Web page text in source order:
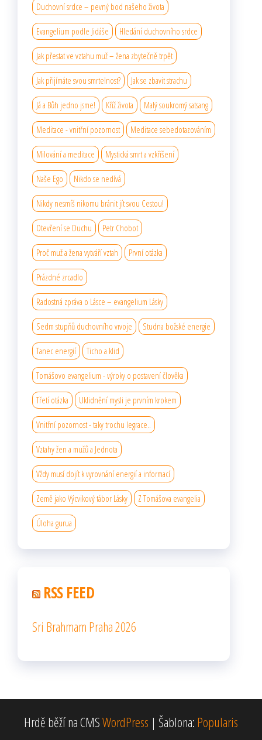
Duchovní srdce – pevný bod našeho života
Evangelium podle Jidáše Hledání duchovního srdce
Jak přestat ve vztahu muž – žena zbytečně trpět
Jak přijímáte svou smrtelnost? Jak se zbavit strachu
Já a Bůh jedno jsme! Kříž života Malý soukromý satsang
Meditace - vnitřní pozornost Meditace sebedotazováním
Milování a meditace Mystická smrt a vzkříšení
Naše Ego Nikdo se nedívá
Nikdy nesmíš nikomu bránit jít svou Cestou!
Otevření se Duchu Petr Chobot
Proč muž a žena vytváří vztah První otázka
Prázdné zrcadlo
Radostná zpráva o Lásce – evangelium Lásky
Sedm stupňů duchovního vıvoje Studna božské energie
Tanec energií Ticho a klid
Tomášovo evangelium - výroky o postavení člověka
Třetí otázka Uklidnění mysli je prvním krokem
Vnitřní pozornost - taky trochu legrace..
Vztahy žen a mužů a Jednota
Vždy musí dojít k vyrovnání energií a informací
Země jako Výcvikový tábor Lásky Z Tomášova evangelia
Úloha gurua
RSS FEED
Sri Brahmam Praha 2026
Hrdě běží na CMSWordPress | Šablona: Popularis